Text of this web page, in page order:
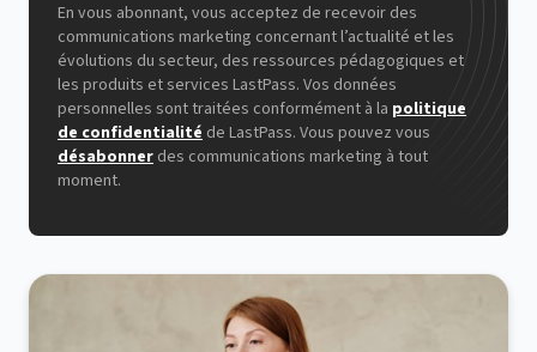
En vous abonnant, vous acceptez de recevoir des
communications marketing concernant l’actualité et les
évolutions du secteur, des ressources pédagogiques et
les produits et services LastPass. Vos données
personnelles sont traitées conformément à la politique
de confidentialité de LastPass. Vous pouvez vous
désabonner des communications marketing à tout
moment.